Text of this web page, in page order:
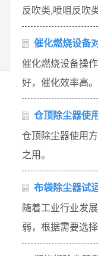
反吹类,喷咀反吹
催化燃烧设备
催化燃烧设备操
好，催化效率高。
仓顶除尘器使
仓顶除尘器使用
之用。
布袋除尘器试
随着工业行业发
弱，根据需要选